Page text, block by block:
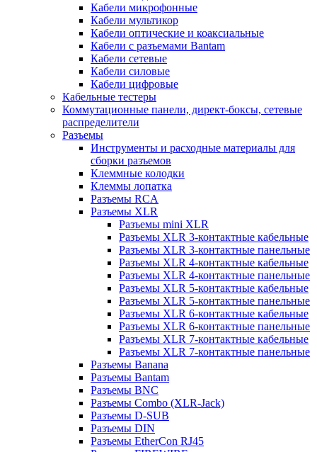
Кабели микрофонные
Кабели мультикор
Кабели оптические и коаксиальные
Кабели с разъемами Bantam
Кабели сетевые
Кабели силовые
Кабели цифровые
Кабельные тестеры
Коммутационные панели, директ-боксы, сетевые
распределители
Разъемы
Инструменты и расходные материалы для
сборки разъемов
Клеммные колодки
Клеммы лопатка
Разъемы RCA
Разъемы XLR
Разъемы mini XLR
Разъемы XLR 3-контактные кабельные
Разъемы XLR 3-контактные панельные
Разъемы XLR 4-контактные кабельные
Разъемы XLR 4-контактные панельные
Разъемы XLR 5-контактные кабельные
Разъемы XLR 5-контактные панельные
Разъемы XLR 6-контактные кабельные
Разъемы XLR 6-контактные панельные
Разъемы XLR 7-контактные кабельные
Разъемы XLR 7-контактные панельные
Разъемы Banana
Разъемы Bantam
Разъемы BNC
Разъемы Combo (XLR-Jack)
Разъемы D-SUB
Разъемы DIN
Разъемы EtherCon RJ45